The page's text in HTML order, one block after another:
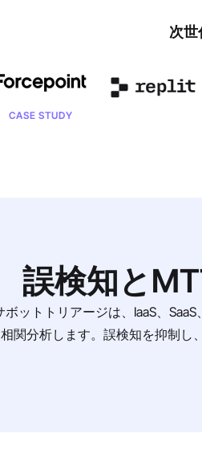
次世
誤検知と
ボットトリアージは、IaaS、
関分析します。誤検知を抑制し